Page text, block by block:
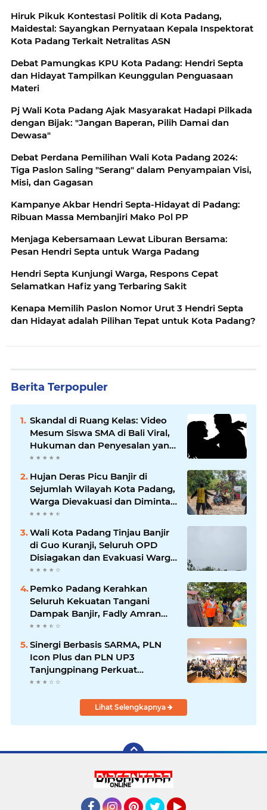
Hiruk Pikuk Kontestasi Politik di Kota Padang,
Maidestal: Sayangkan Pernyataan Kepala Inspektorat
Kota Padang Terkait Netralitas ASN
Debat Pamungkas KPU Kota Padang: Hendri Septa
dan Hidayat Tampilkan Keunggulan Penguasaan
Materi
Pj Wali Kota Padang Ajak Masyarakat Hadapi Pilkada
dengan Bijak: "Jangan Baperan, Pilih Damai dan
Dewasa"
Debat Perdana Pemilihan Wali Kota Padang 2024:
Tiga Paslon Saling "Serang" dalam Penyampaian Visi,
Misi, dan Gagasan
Kampanye Akbar Hendri Septa-Hidayat di Padang:
Ribuan Massa Membanjiri Mako Pol PP
Menjaga Kebersamaan Lewat Liburan Bersama:
Pesan Hendri Septa untuk Warga Padang
Hendri Septa Kunjungi Warga, Respons Cepat
Selamatkan Hafiz yang Terbaring Sakit
Kenapa Memilih Paslon Nomor Urut 3 Hendri Septa
dan Hidayat adalah Pilihan Tepat untuk Kota Padang?
Berita Terpopuler
Skandal di Ruang Kelas: Video
Mesum Siswa SMA di Bali Viral,
Hukuman dan Penyesalan yang
Mengikuti
Hujan Deras Picu Banjir di
Sejumlah Wilayah Kota Padang,
Warga Dievakuasi dan Diminta
Waspada Banjir Susulan
Wali Kota Padang Tinjau Banjir
di Guo Kuranji, Seluruh OPD
Disiagakan dan Evakuasi Warga
Dipercepat
Pemko Padang Kerahkan
Seluruh Kekuatan Tangani
Dampak Banjir, Fadly Amran
Desak Percepatan Proyek
Pengendalian Bencana
Sinergi Berbasis SARMA, PLN
Icon Plus dan PLN UP3
Tanjungpinang Perkuat
Kolaborasi Strategis
Lihat Selengkapnya